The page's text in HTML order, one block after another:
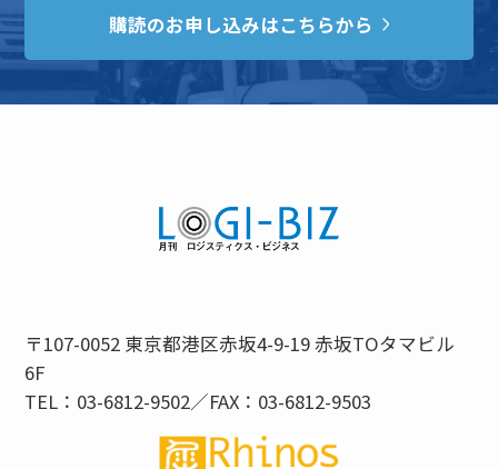
購読のお申し込みはこちらから
〒107-0052 東京都港区赤坂4-9-19 赤坂TOタマビル
6F
TEL：03-6812-9502／FAX：03-6812-9503